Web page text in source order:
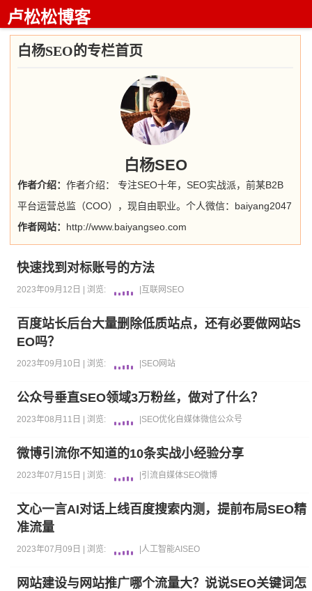
卢松松博客
白杨SEO的专栏首页
白杨SEO
作者介绍：作者介绍： 专注SEO十年，SEO实战派，前某B2B
平台运营总监（COO），现自由职业。个人微信：baiyang2047
作者网站： http://www.baiyangseo.com
快速找到对标账号的方法
2023年09月12日 | 浏览: 互联网 SEO
百度站长后台大量删除低质站点，还有必要做网站S
EO吗？
2023年09月10日 | 浏览: SEO网站
公众号垂直SEO领域3万粉丝，做对了什么？
2023年08月11日 | 浏览: SEO优化 自媒体微信公众号
微博引流你不知道的10条实战小经验分享
2023年07月15日 | 浏览: 引流 自媒体SEO微博
文心一言AI对话上线百度搜索内测，提前布局SEO精
准流量
2023年07月09日 | 浏览: 人工智能AI SEO
网站建设与网站推广哪个流量大？说说SEO关键词怎